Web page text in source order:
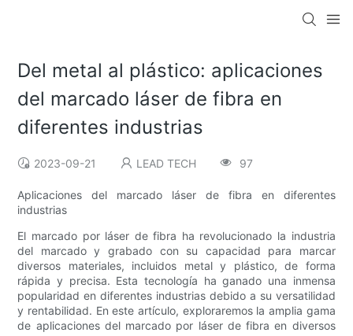
Del metal al plástico: aplicaciones
del marcado láser de fibra en
diferentes industrias
2023-09-21 LEAD TECH 97
Aplicaciones del marcado láser de fibra en diferentes
industrias
El marcado por láser de fibra ha revolucionado la industria
del marcado y grabado con su capacidad para marcar
diversos materiales, incluidos metal y plástico, de forma
rápida y precisa. Esta tecnología ha ganado una inmensa
popularidad en diferentes industrias debido a su versatilidad
y rentabilidad. En este artículo, exploraremos la amplia gama
de aplicaciones del marcado por láser de fibra en diversos